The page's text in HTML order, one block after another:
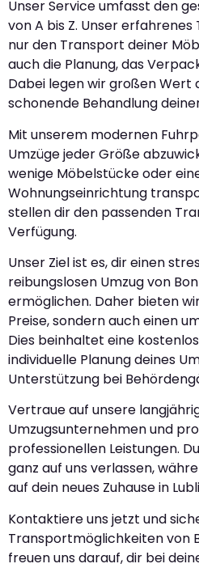
Unser Service umfasst den
von A bis Z. Unser
nur den Transport deiner
auch die Planung, das
Dabei legen wir großen Wert
schonende Behandlung
Mit unserem modernen
Umzüge jeder Größe
wenige Möbelstücke oder
Wohnungseinrichtung
stellen dir den passenden
Verfügung.
Unser Ziel ist es, dir einen
reibungslosen Umzug von
ermöglichen. Daher bieten
Preise, sondern auch einen
Dies beinhaltet eine
individuelle Planung deines
Unterstützung bei
Vertraue auf unsere
Umzugsunternehmen und
professionellen Leistungen.
ganz auf uns verlassen,
auf dein neues Zuhause in
Kontaktiere uns jetzt und
Transportmöglichkeiten von
freuen uns darauf, dir bei